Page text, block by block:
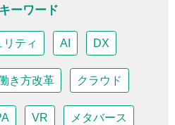
ーワード
ティ AI DX
き方改革 クラウド
VR メタバース